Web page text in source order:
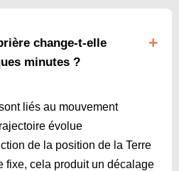
change-t-elle
minutes ?
liés au mouvement
évolue
de la position de la Terre
fixe, cela produit un décalage